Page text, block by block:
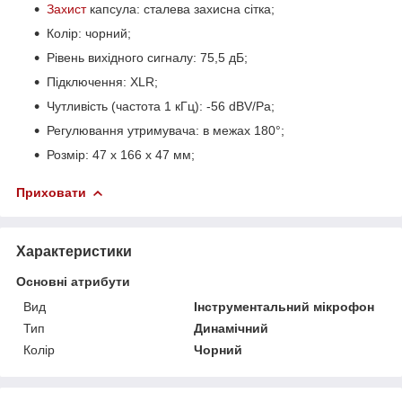
Захисткапсула: сталева захисна сітка;
Колір: чорний;
Рівень вихідного сигналу: 75,5 дБ;
Підключення: XLR;
Чутливість (частота 1 кГц): -56 dBV/Pa;
Регулювання утримувача: в межах 180°;
Розмір: 47 х 166 х 47 мм;
Приховати
Характеристики
Основні атрибути
Вид
Інструментальний мікрофон
Тип
Динамічний
Колір
Чорний